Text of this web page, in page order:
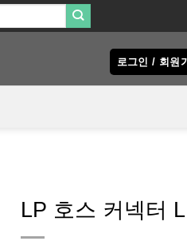
로그인 / 회원
LP 호스 커넥터